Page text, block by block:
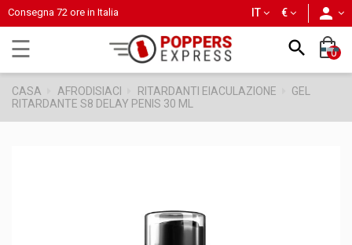
Consegna 72 ore in Italia €
IT
navigazione
Toggle
☰  0
CASA AFRODISIACI RITARDANTI EIACULAZIONE
GEL
RITARDANTE S8 DELAY PENIS 30 ML